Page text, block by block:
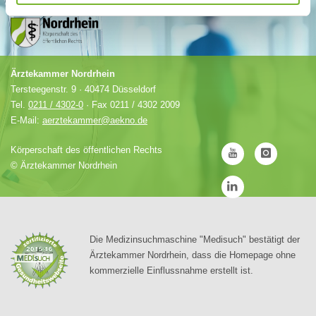
Ärztekammer Nordrhein
Tersteegenstr. 9 · 40474 Düsseldorf
Tel. 0211 / 4302-0 · Fax 0211 / 4302 2009
E-Mail: aerztekammer@aekno.de
Körperschaft des öffentlichen Rechts
© Ärztekammer Nordrhein
Die Medizinsuchmaschine "Medisuch" bestätigt der
Ärztekammer Nordrhein, dass die Homepage ohne
kommerzielle Einflussnahme erstellt ist.